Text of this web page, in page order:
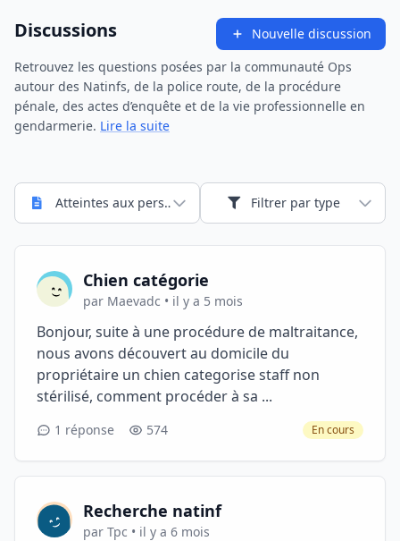
Discussions
Nouvelle discussion
Retrouvez les questions posées par la communauté Ops
autour des Natinfs, de la police route, de la procédure
pénale, des actes d’enquête et de la vie professionnelle en
gendarmerie. Lire la suite
Atteintes aux personnes Filtrer par type
Chien catégorie
par Maevadc • il y a 5 mois
Bonjour, suite à une procédure de maltraitance,
nous avons découvert au domicile du
propriétaire un chien categorise staff non
stérilisé, comment procéder à sa ...
1 réponse 574 En cours
Recherche natinf
par Tpc • il y a 6 mois